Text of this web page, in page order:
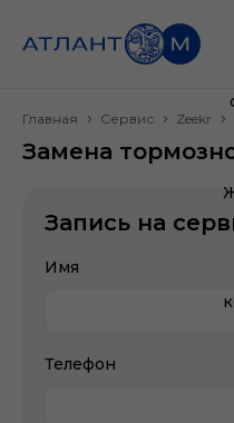
Главная Сервис Zeekr
Замена
Запись на
Имя
Телефон